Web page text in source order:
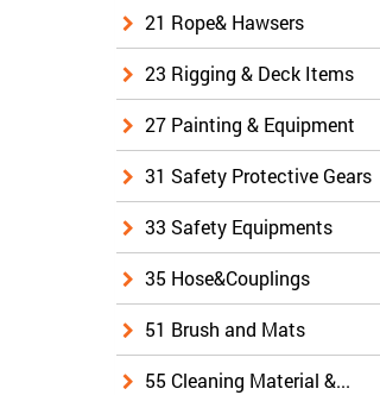
21 Rope& Hawsers
23 Rigging & Deck Items
27 Painting & Equipment
31 Safety Protective Gears
33 Safety Equipments
35 Hose&Couplings
51 Brush and Mats
55 Cleaning Material &...